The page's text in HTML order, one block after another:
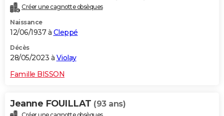
Créer une cagnotte obsèques
Naissance
12/06/1937 à Cleppé
Décès
28/05/2023 à Violay
Famille BISSON
Jeanne FOUILLAT (93 ans)